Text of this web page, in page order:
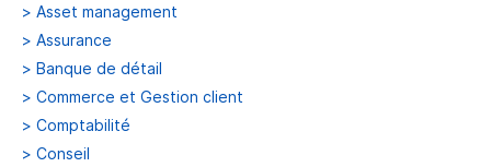
> Asset management
> Assurance
> Banque de détail
> Commerce et Gestion client
> Comptabilité
> Conseil